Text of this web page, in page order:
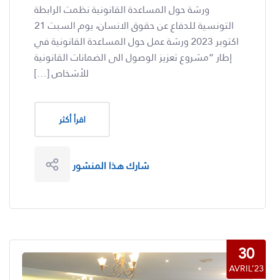
ورشة حول المساعدة القانونية​ نظمت الرابطة
التونسية للدفاع عن حقوق الانسان، يوم السبت 21
اكتوبر 2023 ورشة عمل حول المساعدة القانونية في
إطار “مشروع تعزيز الوصول الى الضمانات القانونية
للأشخاص […]
اقرأ أكثر
شارك هذا المنشور
30
AVRIL’23